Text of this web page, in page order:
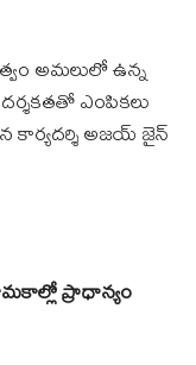
అమలులో ఉన్న
ఎంపికలు
కార్యదర్శి అజయ్ జైన్
ప్రాధాన్యం